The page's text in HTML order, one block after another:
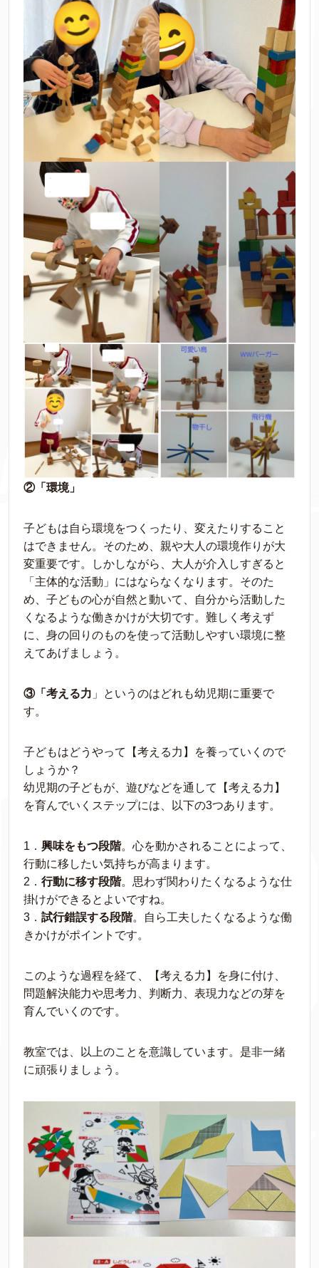
②「環境」
子どもは自ら環境をつくったり、変えたりすること
はできません。そのため、親や大人の環境作りが大
変重要です。しかしながら、大人が介入しすぎると
「主体的な活動」にはならなくなります。そのた
め、子どもの心が自然と動いて、自分から活動した
くなるような働きかけが大切です。難しく考えず
に、身の回りのものを使って活動しやすい環境に整
えてあげましょう。
③「考える力 」というのはどれも幼児期に重要で
す。
子どもはどうやって【考える力】を養っていくので
しょうか？
幼児期の子どもが、遊びなどを通して【考える力】
を育んでいくステップには、以下の3つあります。
1． 興味をもつ段階。心を動かされることによって、
行動に移したい気持ちが高まります。
2． 行動に移す段階。思わず関わりたくなるような仕
掛けができるとよいですね。
3． 試行錯誤する段階。自ら工夫したくなるような働
きかけがポイントです。
このような過程を経て、【考える力】を身に付け、
問題解決能力や思考力、判断力、表現力などの芽を
育んでいくのです。
教室では、以上のことを意識しています。是非一緒
に頑張りましょう。